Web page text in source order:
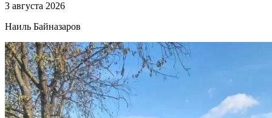
3 августа 2026
Наиль Байназаров